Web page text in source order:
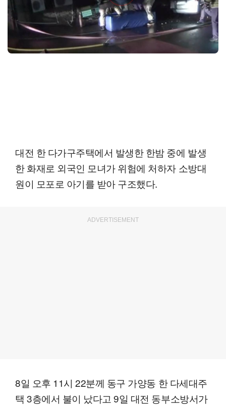
대전 한 다가구주택에서 발생한 한밤 중에 발생
한 화재로 외국인 모녀가 위험에 처하자 소방대
원이 모포로 아기를 받아 구조했다.
ADVERTISEMENT
8일 오후 11시 22분께 동구 가양동 한 다세대주
택 3층에서 불이 났다고 9일 대전 동부소방서가